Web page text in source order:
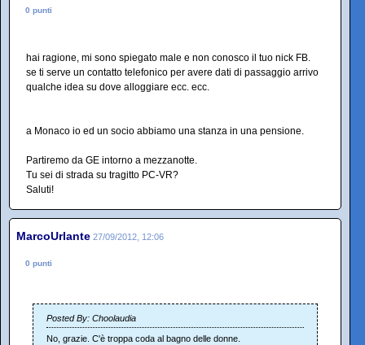
0 punti
hai ragione, mi sono spiegato male e non conosco il tuo nick FB.
se ti serve un contatto telefonico per avere dati di passaggio arrivo
qualche idea su dove alloggiare ecc. ecc.
a Monaco io ed un socio abbiamo una stanza in una pensione.
Partiremo da GE intorno a mezzanotte.
Tu sei di strada su tragitto PC-VR?
Saluti!
MarcoUrlante 27/09/2012, 12:06
0 punti
Posted By: Choolaudia
No, grazie. C'è troppa coda al bagno delle donne.